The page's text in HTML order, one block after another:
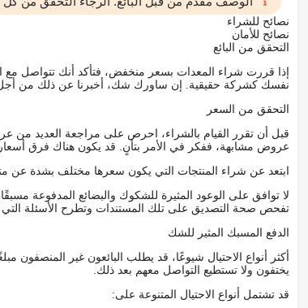
نصائح للشراء
نصائح للأمان
التحقق من البائع
إذا قررت شراء المعدات بسعر منخفض، فتأكد أنك تتواصل
نفسك كشركة حقيقية. إن ساورك شك، أخبرنا عن ذلك من أجل
التحقق من السعر
قبل أن تقرر القيام بالشراء، احرص على مراجعة العديد من
عروض مشابهة، ففكر في الأمر بتأنٍ. قد يكون هناك فرق أسعار
ابتعد عن شراء المنتجات التي يكون سعرها مختلف بشدة عن
لا توافق على الوعود المثيرة للشكوك والبضائع المدفوعة
تفحص صحة التصديق على تلك المستندات وتطرح الأسئلة التي
الدفع المسبك المثير للشك
أكثر أنواع الاحتيال شيوعًا، قد يطلب البائعون غير
يختفون ولا تستطيع التواصل معهم بعد ذلك.
قد تشتمل أنواع الاحتيال المتنوعة على: